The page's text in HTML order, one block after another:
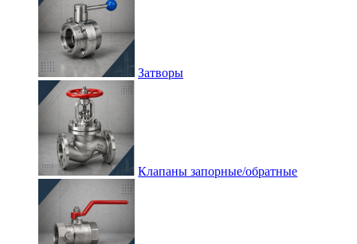
Затворы
Клапаны запорные/обратные